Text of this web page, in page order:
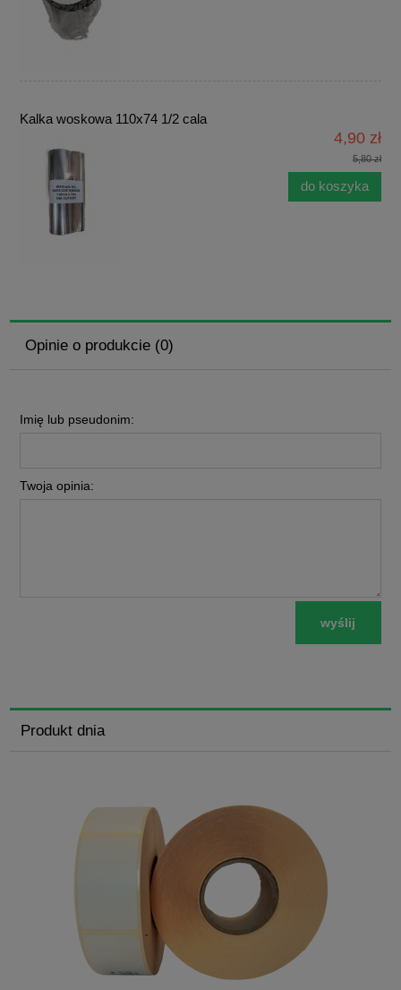
Kalka woskowa 110x74 1/2 cala
4,90 zł
5,80 zł
do koszyka
Opinie o produkcie (0)
Imię lub pseudonim:
Twoja opinia:
wyślij
Produkt dnia